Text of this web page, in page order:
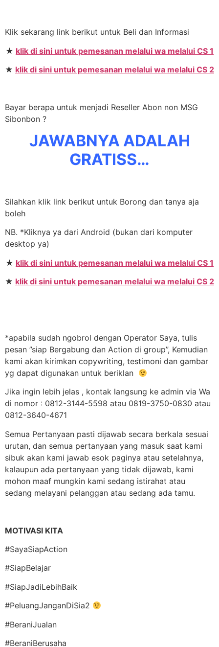
Klik sekarang link berikut untuk Beli dan Informasi
★ klik di sini untuk pemesanan melalui wa melalui CS 1
★ klik di sini untuk pemesanan melalui wa melalui CS 2
Bayar berapa untuk menjadi Reseller Abon non MSG
Sibonbon ?
JAWABNYA ADALAH
GRATISS…
Silahkan klik link berikut untuk Borong dan tanya aja
boleh
NB. *Kliknya ya dari Android (bukan dari komputer
desktop ya)
★ klik di sini untuk pemesanan melalui wa melalui CS 1
★ klik di sini untuk pemesanan melalui wa melalui CS 2
*apabila sudah ngobrol dengan Operator Saya, tulis
pesan ”siap Bergabung dan Action di group”, Kemudian
kami akan kirimkan copywriting, testimoni dan gambar
yg dapat digunakan untuk beriklan
Jika ingin lebih jelas , kontak langsung ke admin via Wa
di nomor : 0812-3144-5598 atau 0819-3750-0830 atau
0812-3640-4671
Semua Pertanyaan pasti dijawab secara berkala sesuai
urutan, dan semua pertanyaan yang masuk saat kami
sibuk akan kami jawab esok paginya atau setelahnya,
kalaupun ada pertanyaan yang tidak dijawab, kami
mohon maaf mungkin kami sedang istirahat atau
sedang melayani pelanggan atau sedang ada tamu.
MOTIVASI KITA
#SayaSiapAction
#SiapBelajar
#SiapJadiLebihBaik
#PeluangJanganDiSia2
#BeraniJualan
#BeraniBerusaha